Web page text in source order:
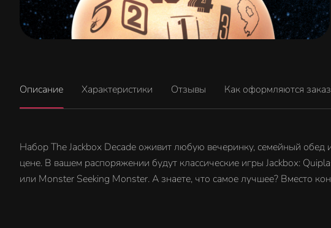
Описание Характеристики Отзывы Как оформляются
Набор The Jackbox Decade оживит любую вечеринку, семейный
цене. В вашем распоряжении будут классические игры Jackbox:
или Monster Seeking Monster. А знаете, что самое лучшее? Вместо